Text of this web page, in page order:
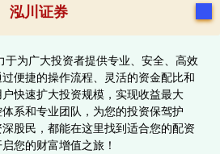
泓川证券
于为广大投资者提供专业、安全、高效
便捷的操作流程、灵活的资金配比和
快速扩大投资规模，实现收益最大
系和专业团队，为您的投资保驾护
股民，都能在这里找到适合您的配资
您的财富增值之旅！